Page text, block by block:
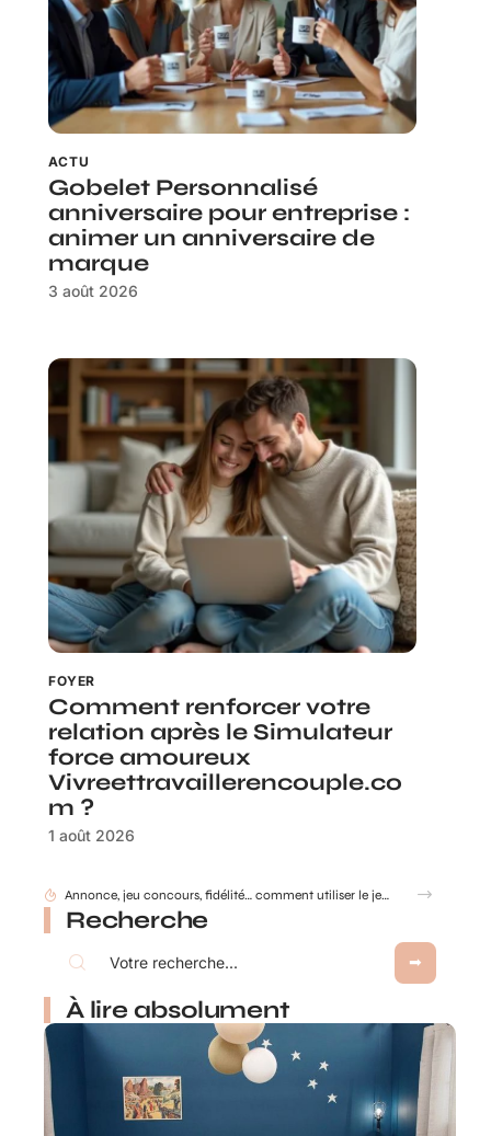
ACTU
Gobelet Personnalisé
anniversaire pour entreprise :
animer un anniversaire de
marque
3 août 2026
FOYER
Comment renforcer votre
relation après le Simulateur
force amoureux
Vivreettravaillerencouple.co
m ?
1 août 2026
Gobelet Personnalisé anniversaire pour entreprise : animer un anniversaire de marque
Recherche
À lire absolument